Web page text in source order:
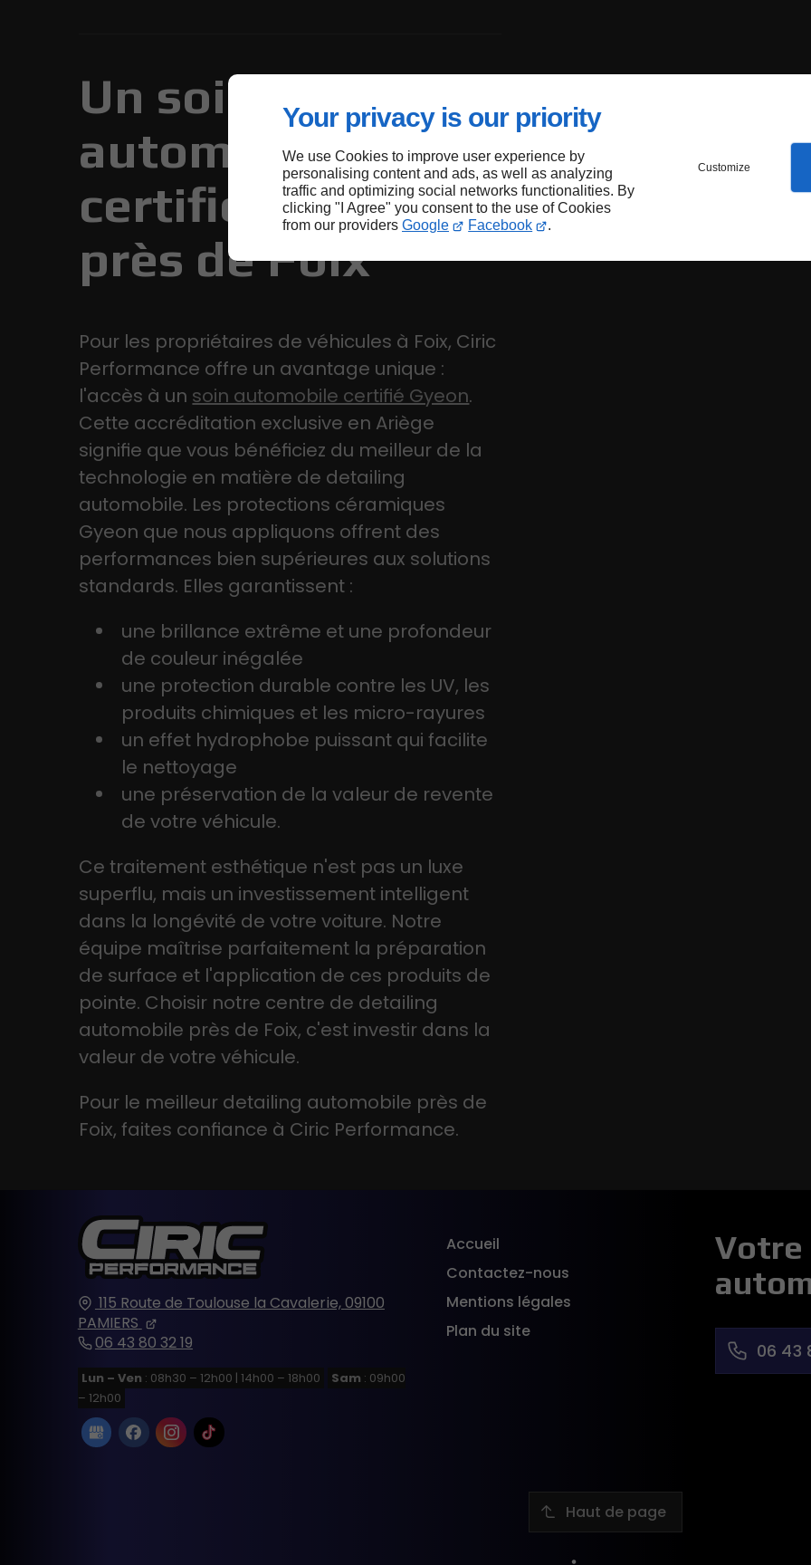
Your privacy is our priority
We use Cookies to improve user experience by
personalising content and ads, as well as analyzing
traffic and optimizing social networks functionalities. By
clicking "I Agree" you consent to the use of Cookies
from our providers Google Facebook .
Customize
Un soin
automobile
certifié Gyeon
près de Foix
Pour les propriétaires de véhicules à Foix, Ciric
Performance offre un avantage unique :
l'accès à un soin automobile certifié Gyeon.
Cette accréditation exclusive en Ariège
signifie que vous bénéficiez du meilleur de la
technologie en matière de detailing
automobile. Les protections céramiques
Gyeon que nous appliquons offrent des
performances bien supérieures aux solutions
standards. Elles garantissent :
une brillance extrême et une profondeur
de couleur inégalée
une protection durable contre les UV, les
produits chimiques et les micro-rayures
un effet hydrophobe puissant qui facilite
le nettoyage
une préservation de la valeur de revente
de votre véhicule.
Ce traitement esthétique n'est pas un luxe
superflu, mais un investissement intelligent
dans la longévité de votre voiture. Notre
équipe maîtrise parfaitement la préparation
de surface et l'application de ces produits de
pointe. Choisir notre centre de detailing
automobile près de Foix, c'est investir dans la
valeur de votre véhicule.
Pour le meilleur detailing automobile près de
Foix, faites confiance à Ciric Performance.
115 Route de Toulouse la Cavalerie,09100
PAMIERS
06 43 80 32 19
Lun – Ven : 08h30 – 12h00 | 14h00 – 18h00 Sam : 09h00
– 12h00
Accueil
Contactez-nous
Mentions légales
Plan du site
Votre
06 43
Haut de page